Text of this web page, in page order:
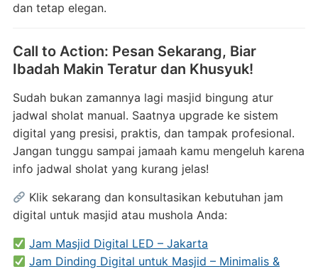
dan tetap elegan.
Call to Action: Pesan Sekarang, Biar
Ibadah Makin Teratur dan Khusyuk!
Sudah bukan zamannya lagi masjid bingung atur
jadwal sholat manual. Saatnya upgrade ke sistem
digital yang presisi, praktis, dan tampak profesional.
Jangan tunggu sampai jamaah kamu mengeluh karena
info jadwal sholat yang kurang jelas!
Klik sekarangdan konsultasikan kebutuhan jam
digital untuk masjid atau mushola Anda:
Jam Masjid Digital LED –Jakarta
Jam Dinding Digital untuk Masjid – Minimalis &